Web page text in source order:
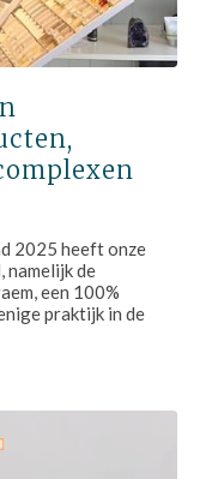
2025 heeft onze
de
een 100%
praktijk in de